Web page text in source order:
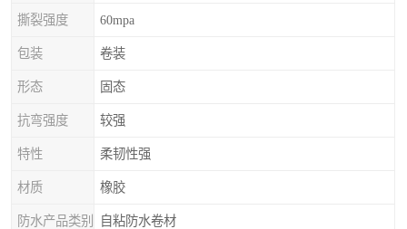
撕裂强度 60mpa
包装 卷装
形态 固态
抗弯强度 较强
特性 柔韧性强
材质 橡胶
防水产品类别 自粘防水卷材